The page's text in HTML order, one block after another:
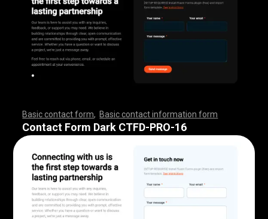
Basic contact form Basic contact information form
,,,,,,,,,,,,,,,,,,,,, ,,,,,,,,,,,,,,,,,,,,,,,,,,,,,,,,,,
,,,,,,,,,,,,,,,,,,,,, ,,,,,,,,,,,,,,,,,,,,,,,,,,,
Contact Form Dark CTFD-PRO-16